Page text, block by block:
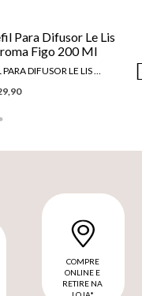
REFIL PARA DIFUSOR LE LIS AROMA FIGO 200 ML
COMPRE
ONLINE E
RETIRE NA